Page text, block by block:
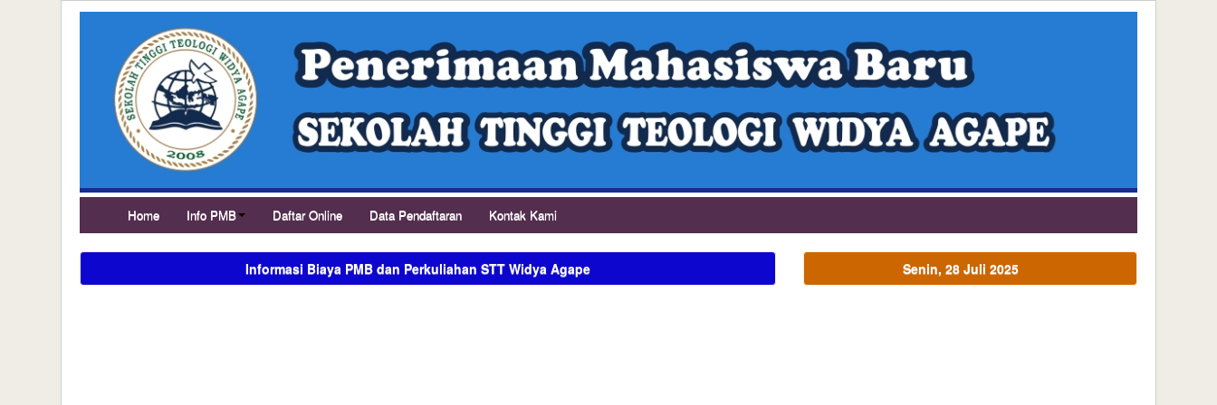
Home Info PMB Daftar Online Data Pendaftaran Kontak Kami
Informasi Biaya PMB dan Perkuliahan STT Widya Agape Senin, 28 Juli 2025